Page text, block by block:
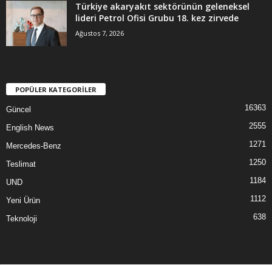
Türkiye akaryakıt sektörünün geleneksel
lideri Petrol Ofisi Grubu 18. kez zirvede
Ağustos 7, 2026
POPÜLER KATEGORİLER
Güncel 16363
English News 2555
Mercedes-Benz 1271
Teslimat 1250
UND 1184
Yeni Ürün 1112
Teknoloji 638